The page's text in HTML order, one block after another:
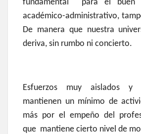
fundamental para el buen
académico-administrativo,
De manera que nuestra
deriva, sin rumbo ni concierto.
Esfuerzos muy aislados y
mantienen un mínimo de
más por el empeño del
que mantiene cierto nivel de